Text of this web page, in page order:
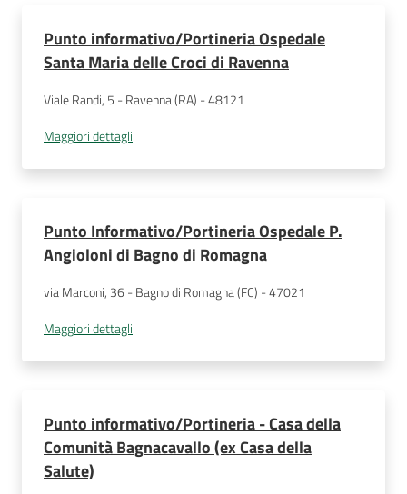
Punto informativo/Portineria Ospedale
Santa Maria delle Croci di Ravenna
Viale Randi, 5 - Ravenna (RA) - 48121
Maggiori dettagli
Punto Informativo/Portineria Ospedale P.
Angioloni di Bagno di Romagna
via Marconi, 36 - Bagno di Romagna (FC) - 47021
Maggiori dettagli
Punto informativo/Portineria - Casa della
Comunità Bagnacavallo (ex Casa della
Salute)